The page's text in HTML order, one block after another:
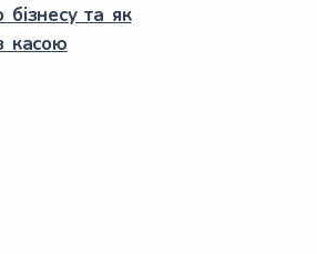
та як
касою